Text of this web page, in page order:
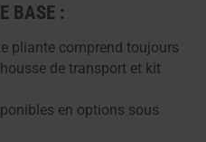
BASE :
pliante comprend toujours
de transport et kit
en options sous